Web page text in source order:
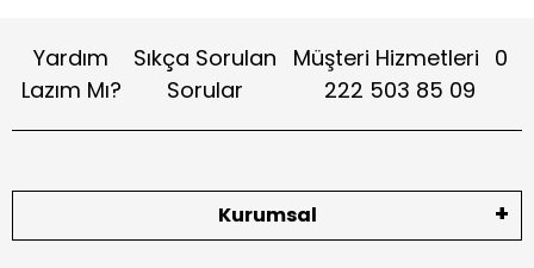
Yardım
Lazım Mı?
Sıkça Sorulan
Sorular
Müşteri Hizmetleri 0
222 503 85 09
Kurumsal